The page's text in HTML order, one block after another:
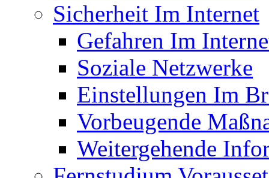
Sicherheit Im Internet
Gefahren Im
Soziale Netzwerke
Einstellungen Im
Vorbeugende
Weitergehende